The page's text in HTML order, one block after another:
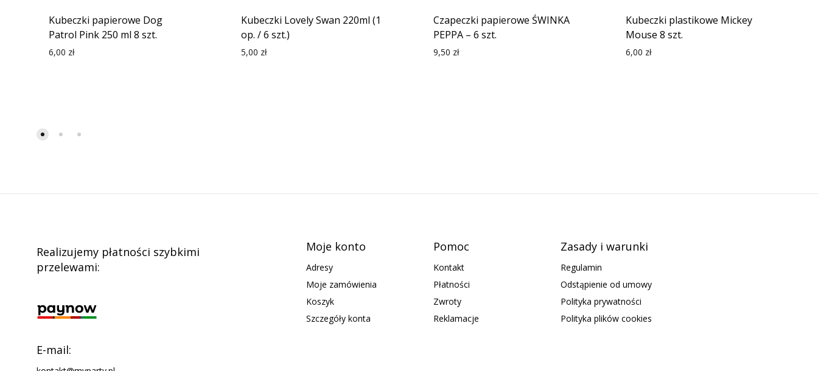
Kubeczki papierowe Dog
Patrol Pink 250 ml 8 szt.
6,00 zł
Kubeczki Lovely Swan 220ml (1
op. / 6 szt.)
5,00 zł
Czapeczki papierowe ŚWINKA
PEPPA – 6 szt.
9,50 zł
Kubeczki plastikowe Mickey
Mouse 8 szt.
6,00 zł
Realizujemy płatności szybkimi
przelewami:
E-mail:
Moje konto
Adresy
Moje zamówienia
Koszyk
Szczegóły konta
Pomoc
Kontakt
Płatności
Zwroty
Reklamacje
Zasady i warunki
Regulamin
Odstąpienie od umowy
Polityka prywatności
Polityka plików cookies